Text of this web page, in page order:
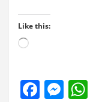
Like this:
Loading…
F
M